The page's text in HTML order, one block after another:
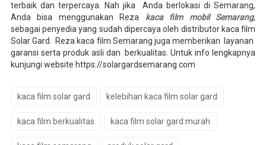
terbaik dan terpercaya. Nah jika Anda berlokasi di Semarang,
Anda bisa menggunakan Reza kaca film mobil Semarang,
sebagai penyedia yang sudah dipercaya oleh distributor kaca film
Solar Gard. Reza kaca film Semarang juga memberikan layanan
garansi serta produk asli dan berkualitas. Untuk info lengkapnya
kunjungi website https://solargardsemarang.com
kaca film solar gard kelebihan kaca film solar gard
kaca film berkualitas kaca film solar gard murah